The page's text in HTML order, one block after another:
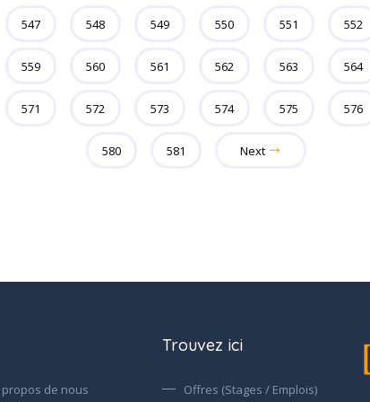
547 548 549 550 551 552
559 560 561 562 563 564
571 572 573 574 575 576
580 581 Next
propos de nous
Trouvez ici
Offres (Stages / Emplois)